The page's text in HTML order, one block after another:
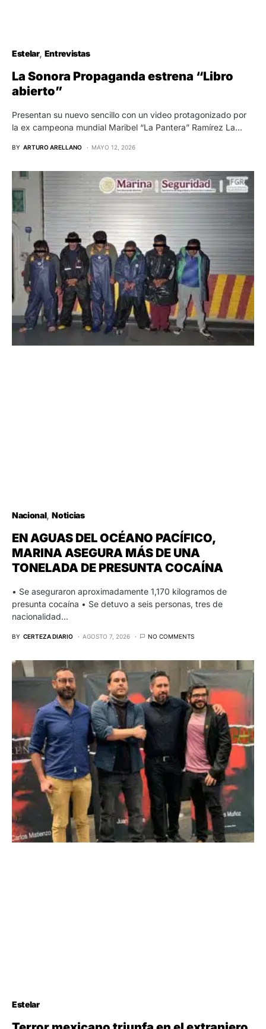
Estelar Entrevistas
La Sonora Propaganda estrena “Libro
abierto”
Presentan su nuevo sencillo con un video protagonizado por
la ex campeona mundial Maribel “La Pantera” Ramírez La…
BY ARTURO ARELLANO MAYO 12, 2026
Nacional Noticias
EN AGUAS DEL OCÉANO PACÍFICO,
MARINA ASEGURA MÁS DE UNA
TONELADA DE PRESUNTA COCAÍNA
• Se aseguraron aproximadamente 1,170 kilogramos de
presunta cocaína • Se detuvo a seis personas, tres de
nacionalidad…
BY CERTEZA DIARIO AGOSTO 7, 2026 NO COMMENTS
Estelar